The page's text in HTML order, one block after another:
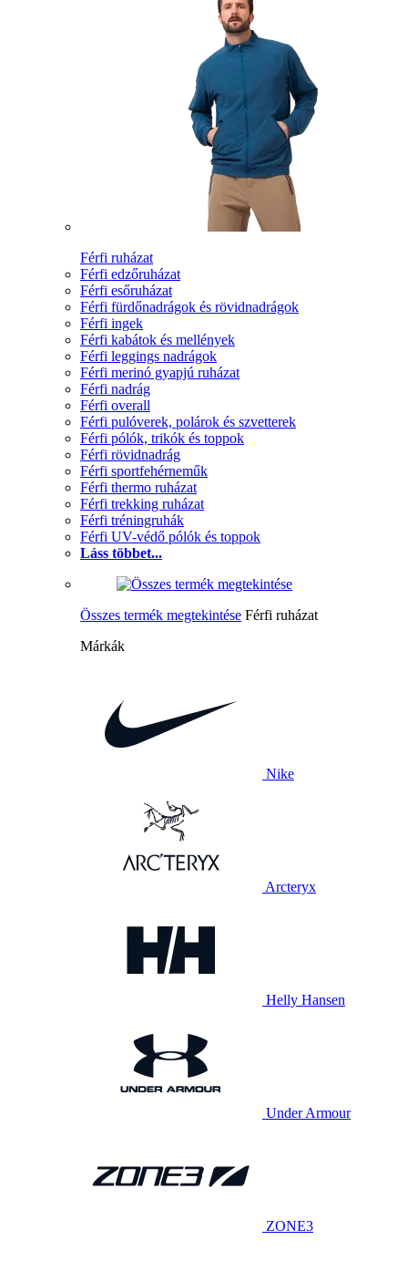
Férfi ruházat
Férfi edzőruházat
Férfi esőruházat
Férfi fürdőnadrágok és rövidnadrágok
Férfi ingek
Férfi kabátok és mellények
Férfi leggings nadrágok
Férfi merinó gyapjú ruházat
Férfi nadrág
Férfi overall
Férfi pulóverek, polárok és szvetterek
Férfi pólók, trikók és toppok
Férfi rövidnadrág
Férfi sportfehérneműk
Férfi thermo ruházat
Férfi trekking ruházat
Férfi tréningruhák
Férfi UV-védő pólók és toppok
Láss többet...
Összes termék megtekintése Férfi ruházat
Márkák
Nike
Arcteryx
Helly Hansen
Under Armour
ZONE3